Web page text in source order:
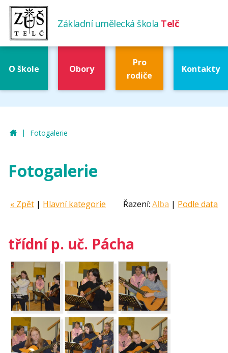
Základní umělecká škola Telč
O škole Obory
Pro
rodiče
Kontakty
ZUŠ Telč
| Fotogalerie
Fotogalerie
Řazení: Alba | Podle data
« Zpět | Hlavní kategorie
třídní p. uč. Pácha